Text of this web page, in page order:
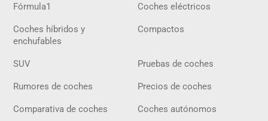
Fórmula1 Coches eléctricos
Coches híbridos y
enchufables
Compactos
SUV Pruebas de coches
Rumores de coches Precios de coches
Comparativa de coches Coches autónomos